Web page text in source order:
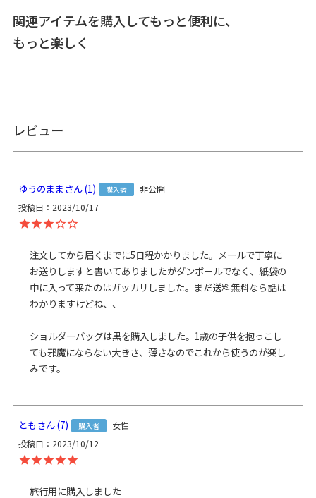
軽い外出から旅先での街歩きまで、身軽なお出かけにフィットしてく
れるショルダーバッグです。
ビスタ（INVISTA）社の登録商標です。
テフロン(R)はデュポン社の登録商標です。
※がま口はその特性上、荷物の大きさや重さで強い力が加わ
ると口金が開きやすくなります。
測っているので多少の誤差が生じる場合があります。※手づ
くりのため、細かな個体差があります。※生地の厚みや素材
生地自体に撥水効果がありますが、水に濡れた際は必ず拭き
取ってください。
がま口部分に紙紐を使用しているため、がま口部分の水濡れ
にご注意ください。
外寸：高さ 29cm、幅 20cm、マチ 3.5cm
関連アイテムを購入してもっと便利に、
もっと楽しく
レビュー
ゆうのまま 1 購入者
非公開
投稿日
2023/10/17
注文してから届くまでに5日程かかりました。メールで丁寧に
お送りしますと書いてありましたがダンボールでなく、紙袋の
中に入って来たのはガッカリしました。まだ送料無料なら話は
わかりますけどね、、
ショルダーバッグは黒を購入しました。1歳の子供を抱っこし
ても邪魔にならない大きさ、薄さなのでこれから使うのが楽し
みです。
とも 7 購入者
女性
投稿日
2023/10/12
旅行用に購入しました